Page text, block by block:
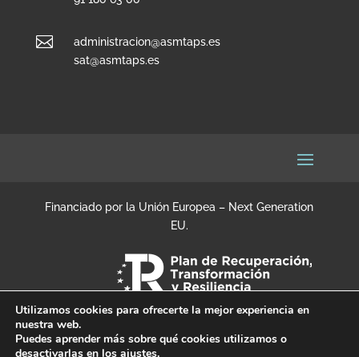

administracion@asmtaps.es
sat@asmtaps.es
Financiado por la Unión Europea – Next Generation
EU.
Utilizamos cookies para ofrecerte la mejor experiencia en
nuestra web.
Puedes aprender más sobre qué cookies utilizamos o
desactivarlas en los ajustes.